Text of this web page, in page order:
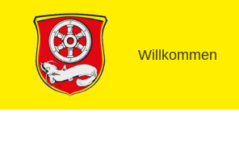
Zum
Inhalt
springen
Willkommen